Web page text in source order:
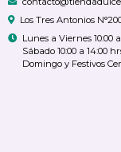
Los Tres Antonios
Lunes a Viernes 10:00
Sábado 10:00 a 14:00
Domingo y Festivos